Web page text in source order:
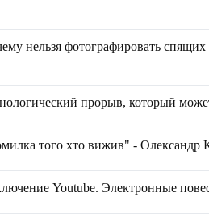
нельзя фотографировать
прорыв, который
того хто вижив" - Олександр
Youtube. Электронные